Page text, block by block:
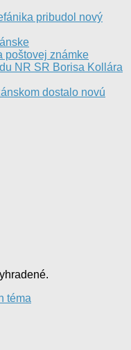
pribudol nový
poštovej známke
NR SR Borisa Kollára
dostalo novú
téma